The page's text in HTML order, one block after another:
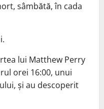
sâmbătă, în cada
lui Matthew Perry
orei 16:00, unui
și au descoperit